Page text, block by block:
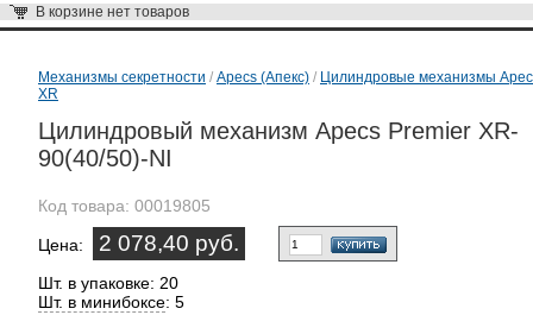
В корзине нет товаров
Механизмы секретности / Apecs (Апекс) / Цилиндровые механизмы
XR
Цилиндровый механизм Apecs Premier XR-
90(40/50)-NI
Код товара: 00019805
Цена: 2 078,40 руб.
Шт. в упаковке: 20
Шт. в минибоксе: 5